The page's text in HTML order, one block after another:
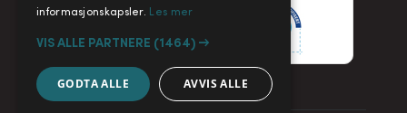
informasjonskapsler. Les mer
VIS ALLE PARTNERE (1464) →
GODTA ALLE AVVIS ALLE